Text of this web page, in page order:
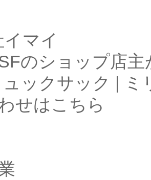
のショップ店
ックサック | ミ
せはこちら